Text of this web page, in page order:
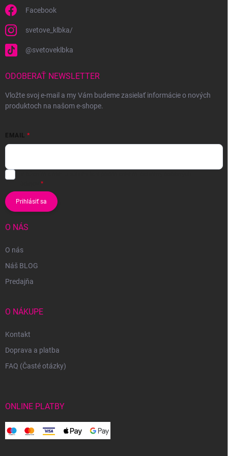
Facebook
svetove_klbka/
@svetoveklbka
ODOBERAŤ NEWSLETTER
Vložte svoj e-mail a my Vám budeme zasielať informácie o nových
produktoch na našom e-shope.
EMAIL
Prihlásiť sa
O NÁS
O nás
Náš BLOG
Predajňa
O NÁKUPE
Kontakt
Doprava a platba
FAQ (Časté otázky)
ONLINE PLATBY